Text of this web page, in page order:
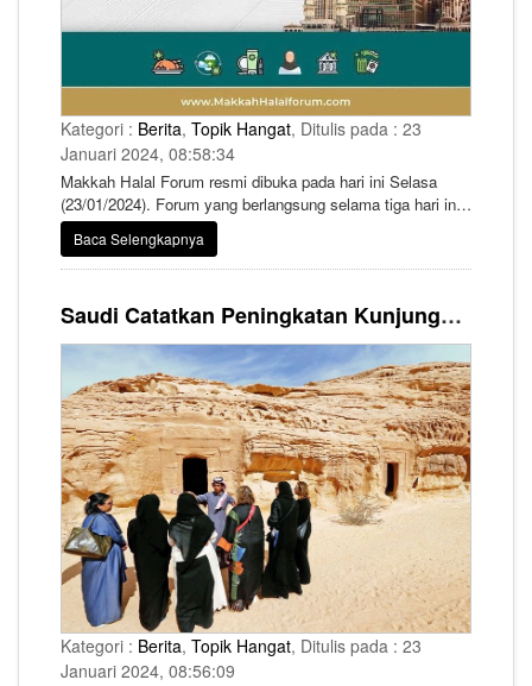
Kategori : Berita, Topik Hangat, Ditulis pada : 23
Januari 2024, 08:58:34
Makkah Halal Forum resmi dibuka pada hari ini Selasa
(23/01/2024). Forum yang berlangsung selama tiga hari ini
akan mengeksplorasi promosi industri halal dengan
menghadirkan pengalaman global. Acara ini akan diadakan
di bawah naungan Menteri Perdagangan Dr. Majed Al-
Industri Makkah.
Baca Selengkapnya
Saudi Catatkan Peningkatan Kunjungan Wisatawan Mancanegara Hingga 156% di Tahun 2023
Kategori : Berita, Topik Hangat, Ditulis pada : 23
Januari 2024, 08:56:09